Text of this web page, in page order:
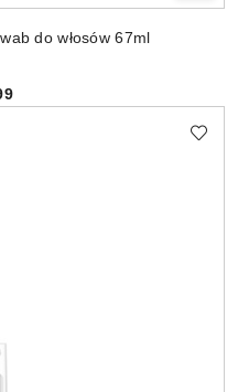
do włosów 67ml